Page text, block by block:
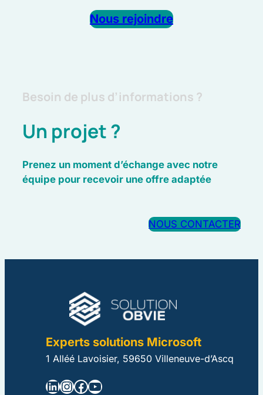
Nous rejoindre
Besoin de plus d’informations ?
Un projet ?
Prenez un moment d’échange avec notre
équipe pour recevoir une offre adaptée
NOUS CONTACTER
Experts solutions Microsoft
1 Alléé Lavoisier, 59650 Villeneuve-d’Ascq
LinkedIn InstagramFacebook YouTube